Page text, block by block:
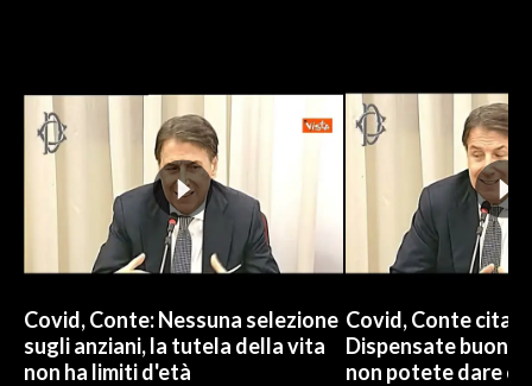
Covid, Conte: Nessuna selezione
sugli anziani, la tutela della vita
non ha limiti d'età
Covid, Conte cita
Dispensate buoni
non potete dare